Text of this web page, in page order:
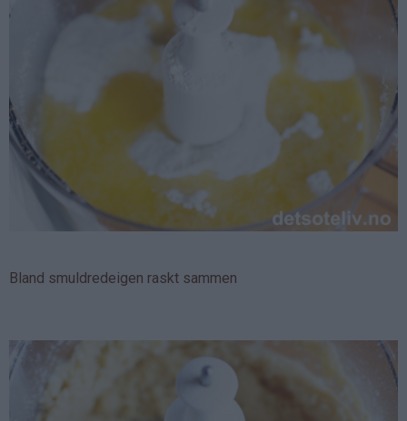
Bland smuldredeigen raskt sammen